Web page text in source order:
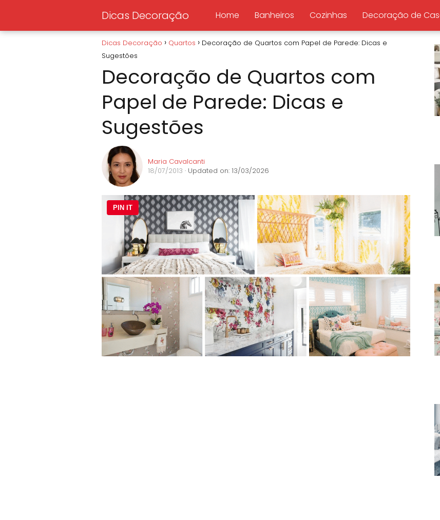
Dicas Decoração Home Banheiros Cozinhas Decoração de
Dicas Decoração Quartos
Decoração de Quartos com Papel de Parede: Dicas e
Sugestões
Decoração de Quartos com
Papel de Parede: Dicas e
Sugestões
Maria Cavalcanti
18/07/2013 · Updated on: 13/03/2026
PIN IT